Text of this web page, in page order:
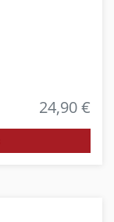
24,90 €